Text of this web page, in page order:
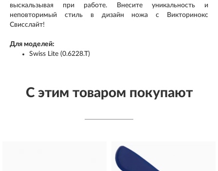
выскальзывая при работе. Внесите уникальность и
неповторимый стиль в дизайн ножа с Викторинокс
Свисслайт!
Для моделей:
Swiss Lite (0.6228.T)
С этим товаром покупают